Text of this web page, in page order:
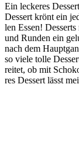
Ein lecke­res
Des­sert krönt ein
len Essen!
und Run­den ein
nach dem
so vie­le tol­le
rei­tet, ob mit
res Des­sert lässt